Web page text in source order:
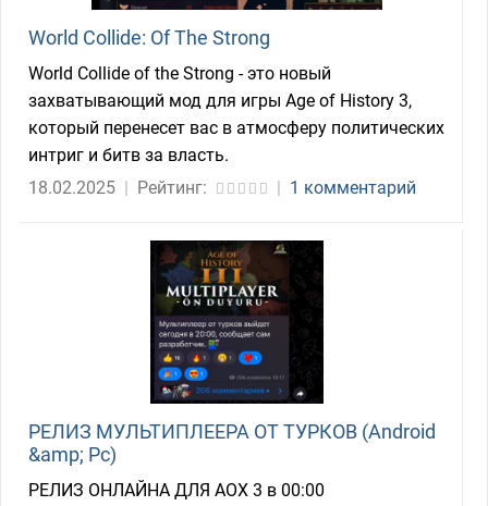
World Collide: Of The Strong
World Collide of the Strong - это новый
захватывающий мод для игры Age of History 3,
который перенесет вас в атмосферу политических
интриг и битв за власть.
18.02.2025 | Рейтинг: | 1 комментарий
РЕЛИЗ МУЛЬТИПЛЕЕРА ОТ ТУРКОВ (Android
&amp; Pc)
РЕЛИЗ ОНЛАЙНА ДЛЯ АОХ 3 в 00:00